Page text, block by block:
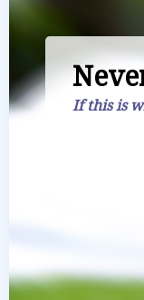
If this is